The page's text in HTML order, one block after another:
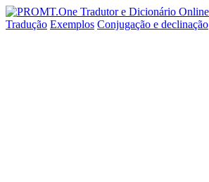
Tradução Exemplos Conjugação e declinação